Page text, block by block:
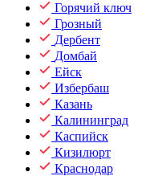
Горячий ключ
Грозный
Дербент
Домбай
Ейск
Избербаш
Казань
Калининград
Каспийск
Кизилюрт
Краснодар